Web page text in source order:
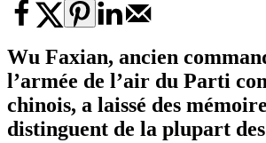
Wu Faxian, ancien
l’armée de l’air du Parti
chinois, a laissé des
distinguent de la plupart